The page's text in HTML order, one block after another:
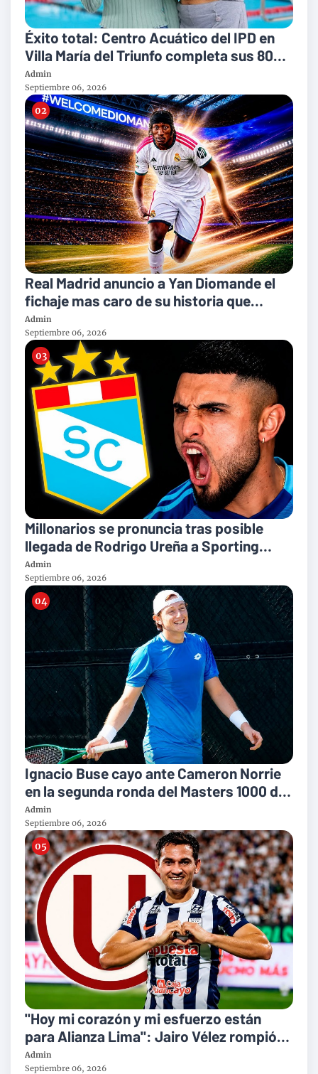
Éxito total: Centro Acuático del IPD en
Villa María del Triunfo completa sus 800
vacantes para clases de natación
Admin
Septiembre 06, 2026
Real Madrid anuncio a Yan Diomande el
fichaje mas caro de su historia que
rondaría los 140 millones de euros
Admin
Septiembre 06, 2026
Millonarios se pronuncia tras posible
llegada de Rodrigo Ureña a Sporting
Cristal
Admin
Septiembre 06, 2026
Ignacio Buse cayo ante Cameron Norrie
en la segunda ronda del Masters 1000 de
Montreal
Admin
Septiembre 06, 2026
"Hoy mi corazón y mi esfuerzo están
para Alianza Lima": Jairo Vélez rompió
su silencio y hablo acerca de su pasado
Admin
Septiembre 06, 2026